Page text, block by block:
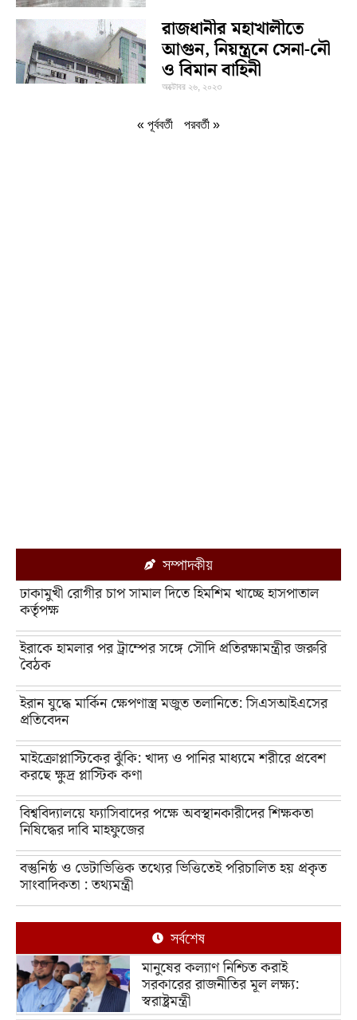
রাজধানীর মহাখালীতে
আগুন, নিয়ন্ত্রনে সেনা-নৌ
ও বিমান বাহিনী
অক্টোবর ২৬, ২০২৩
« পূর্ববর্তী পরবর্তী »
সম্পাদকীয়
ঢাকামুখী রোগীর চাপ সামাল দিতে হিমশিম খাচ্ছে হাসপাতাল
কর্তৃপক্ষ
ইরাকে হামলার পর ট্রাম্পের সঙ্গে সৌদি প্রতিরক্ষামন্ত্রীর জরুরি
বৈঠক
ইরান যুদ্ধে মার্কিন ক্ষেপণাস্ত্র মজুত তলানিতে: সিএসআইএসের
প্রতিবেদন
মাইক্রোপ্লাস্টিকের ঝুঁকি: খাদ্য ও পানির মাধ্যমে শরীরে প্রবেশ
করছে ক্ষুদ্র প্লাস্টিক কণা
বিশ্ববিদ্যালয়ে ফ্যাসিবাদের পক্ষে অবস্থানকারীদের শিক্ষকতা
নিষিদ্ধের দাবি মাহফুজের
বস্তুনিষ্ঠ ও ডেটাভিত্তিক তথ্যের ভিত্তিতেই পরিচালিত হয় প্রকৃত
সাংবাদিকতা : তথ্যমন্ত্রী
সর্বশেষ
মানুষের কল্যাণ নিশ্চিত করাই
সরকারের রাজনীতির মূল লক্ষ্য:
স্বরাষ্ট্রমন্ত্রী